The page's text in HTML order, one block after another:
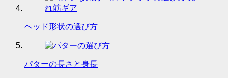
ヘッド形状の選び方
パターの長さと身長